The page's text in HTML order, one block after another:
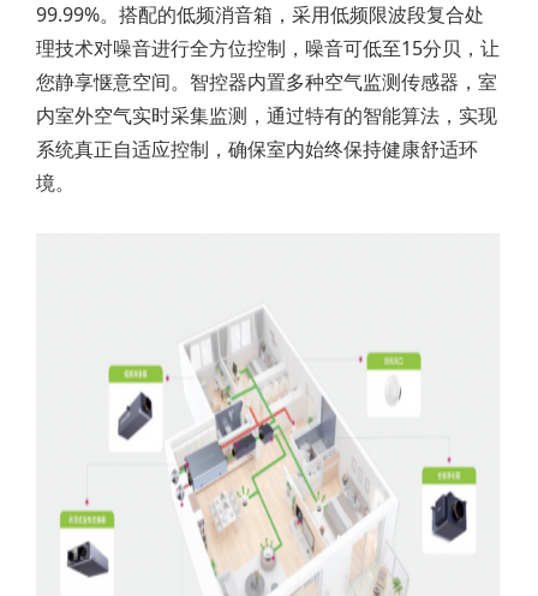
99.99%。搭配的低频消音箱，采用低频限波段复合处
理技术对噪音进行全方位控制，噪音可低至15分贝，让
您静享惬意空间。智控器内置多种空气监测传感器，室
内室外空气实时采集监测，通过特有的智能算法，实现
系统真正自适应控制，确保室内始终保持健康舒适环
境。